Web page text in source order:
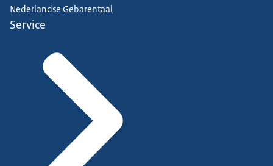
Nederlandse Gebarentaal
Service